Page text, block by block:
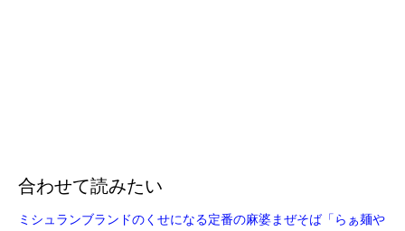
合わせて読みたい
ミシュランブランドのくせになる定番の麻婆まぜそば「らぁ麺や